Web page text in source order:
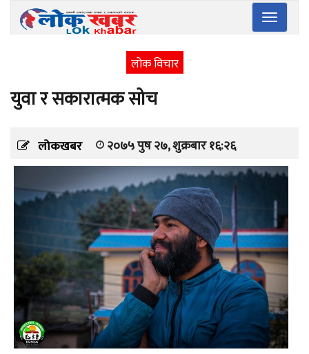
Toggle
लोक विचार
युवा र सकारात्मक सोच
लोकखबर २०७५ पुष २७, शुक्रबार १६:२६